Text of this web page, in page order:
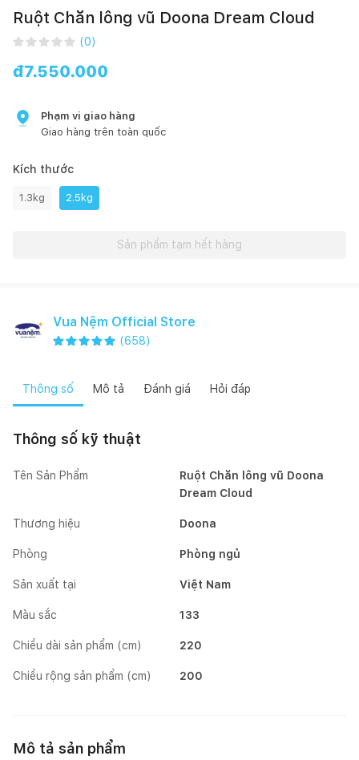
Ruột Chăn lông vũ Doona Dream Cloud
(0)
đ7.550.000
Phạm vi giao hàng
Giao hàng trên toàn quốc
Kích thước
1.3kg 2.5kg
Sản phẩm tạm hết hàng
Vua Nệm Official Store
(658)
Thông số Mô tả Đánh giá Hỏi đáp
Thông số kỹ thuật
Tên Sản Phẩm
Ruột Chăn lông vũ Doona
Dream Cloud
Thương hiệu Doona
Phòng Phòng ngủ
Sản xuất tại Việt Nam
Màu sắc 133
Chiều dài sản phẩm (cm) 220
Chiều rộng sản phẩm (cm) 200
Mô tả sản phẩm